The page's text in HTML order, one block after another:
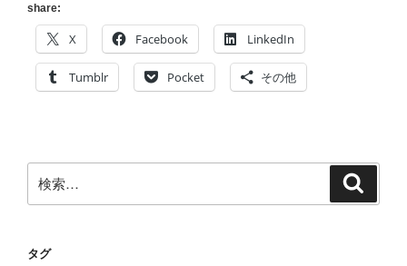
share:
X Facebook LinkedIn
Tumblr Pocket その他
索:
タグ